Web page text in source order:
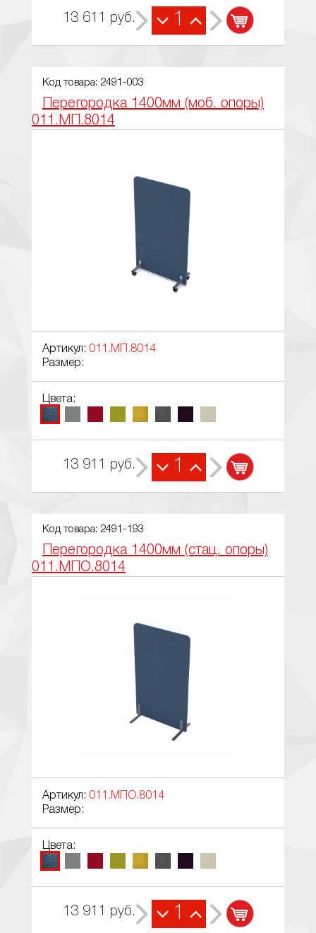
13 611 руб. 1
Код товара: 2491-003
Перегородка 1400мм (моб. опоры)
011.МП.8014
Артикул: 011.МП.8014
Размер:
Цвета:
13 911 руб. 1
Код товара: 2491-193
Перегородка 1400мм (стац. опоры)
011.МПО.8014
Артикул: 011.МПО.8014
Размер:
Цвета:
13 911 руб. 1